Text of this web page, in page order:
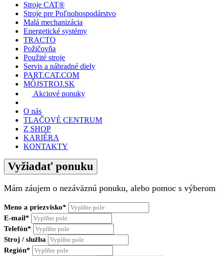
Stroje CAT®
Stroje pre Poľnohospodárstvo
Malá mechanizácia
Energetické systémy
TRACTO
Požičovňa
Použité stroje
Servis a náhradné diely
PART.CAT.COM
MÔJSTROJ.SK
Akciové ponuky
O nás
TLAČOVÉ CENTRUM
Z SHOP
KARIÉRA
KONTAKTY
Vyžiadať ponuku
Mám záujem o nezáväznú ponuku, alebo pomoc s výberom
Meno a priezvisko*
E-mail*
Telefón*
Stroj / služba
Región*